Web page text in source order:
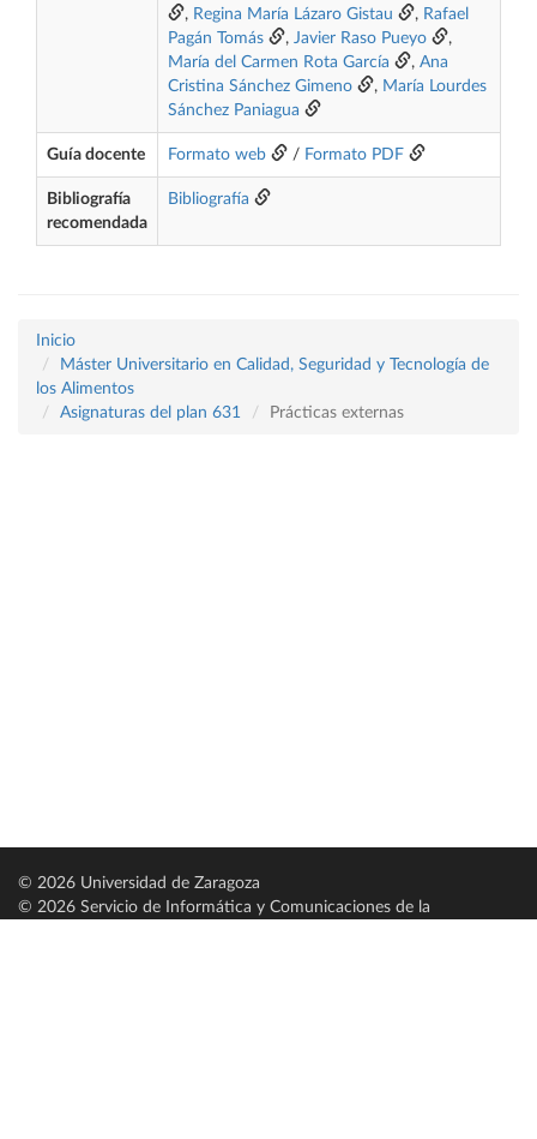
, Regina María Lázaro Gistau , Rafael
Pagán Tomás
, Javier Raso Pueyo
,
María del Carmen Rota García
, Ana
Cristina Sánchez Gimeno
, María Lourdes
Sánchez Paniagua
Guía docente Formato web / Formato PDF
Bibliografía
recomendada
Bibliografía
Inicio
Máster Universitario en Calidad, Seguridad y Tecnología de
los Alimentos
Asignaturas del plan 631
Prácticas externas
© 2026 Universidad de Zaragoza
© 2026 Servicio de Informática y Comunicaciones de la